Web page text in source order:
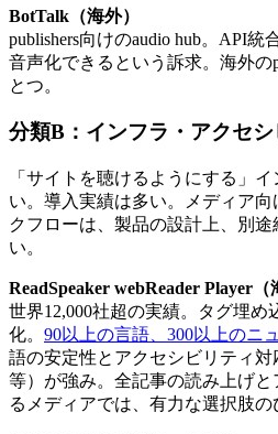
BotTalk（海外）
publishers向けのaudio hub。API統
音声化できるという訴求。海外の
とつ。
分類B：インフラ・アクセ
「サイトを聴けるようにする」
い。導入実績は多い。メディア
クフローは、製品の設計上、別
い。
ReadSpeaker webReader Player（
世界12,000社超の実績。タグ埋め
化。 90以上の言語、300以上のニ
語の安定性とアクセシビリティ
等）が強み。全記事の読み上げ
るメディアでは、有力な選択肢の